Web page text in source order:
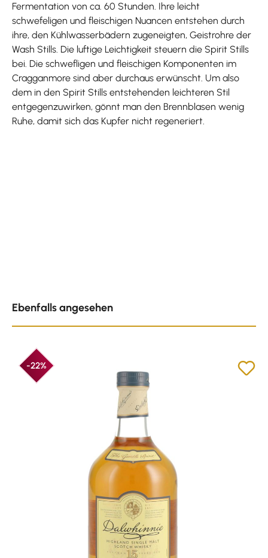
Fermentation von ca. 60 Stunden. Ihre leicht
schwefeligen und fleischigen Nuancen entstehen durch
ihre, den Kühlwasserbädern zugeneigten, Geistrohre der
Wash Stills. Die luftige Leichtigkeit steuern die Spirit Stills
bei. Die schwefligen und fleischigen Komponenten im
Cragganmore sind aber durchaus erwünscht. Um also
dem in den Spirit Stills entstehenden leichteren Stil
entgegenzuwirken, gönnt man den Brennblasen wenig
Ruhe, damit sich das Kupfer nicht regeneriert.
Ebenfalls angesehen
-22%